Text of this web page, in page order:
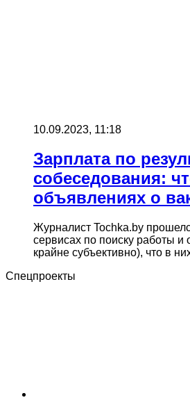
10.09.2023, 11:18
Зарплата по
собеседования:
объявлениях о
Журналист Tochka.by
сервисах по поиску работы и
крайне субъективно), что в
Спецпроекты